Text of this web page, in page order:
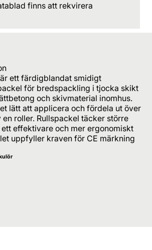
finns att rekvirera
ett färdigblandat smidigt
för bredspackling i tjocka skikt
och skivmaterial inomhus.
lätt att applicera och fördela ut över
roller. Rullspackel täcker större
effektivare och mer ergonomiskt
uppfyller kraven för CE märkning